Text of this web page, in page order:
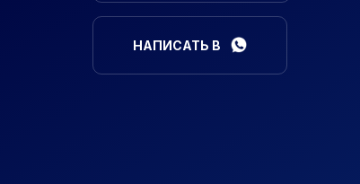
НАПИСАТЬ В